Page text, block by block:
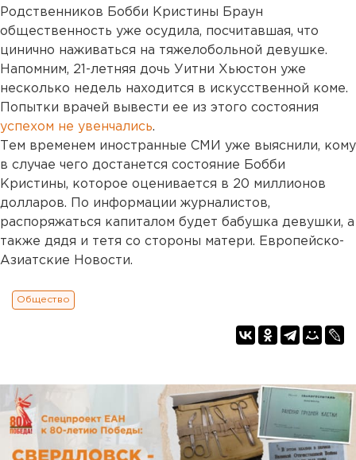
Родственников Бобби Кристины Браун
общественность уже осудила, посчитавшая, что
цинично наживаться на тяжелобольной девушке.
Напомним, 21-летняя дочь Уитни Хьюстон уже
несколько недель находится в искусственной коме.
Попытки врачей вывести ее из этого состояния
успехом не увенчались.
Тем временем иностранные СМИ уже выяснили, кому
в случае чего достанется состояние Бобби
Кристины, которое оценивается в 20 миллионов
долларов. По информации журналистов,
распоряжаться капиталом будет бабушка девушки, а
также дядя и тетя со стороны матери. Европейско-
Азиатские Новости.
Общество